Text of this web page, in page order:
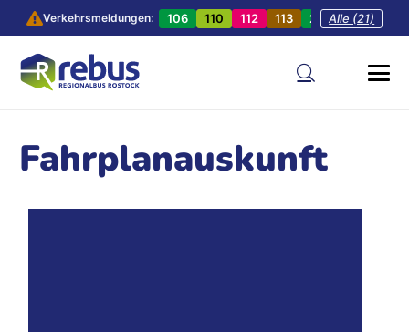
Verkehrsmeldungen: 106 110 112 113 201 202
Alle (21)
Fahrplanauskunft